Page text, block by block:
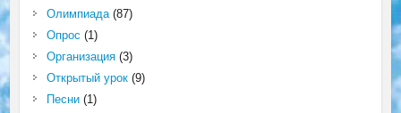
Олимпиада(87)
Опрос (1)
Организация(3)
Открытый урок(9)
Песни(1)